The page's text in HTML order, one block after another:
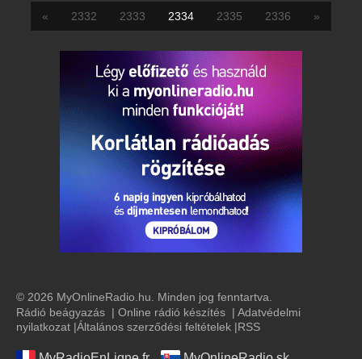
« 2332 2333 2334 2335 2336 »
© 2026 MyOnlineRadio.hu. Minden jog fenntartva.
Rádió beágyazás | Online rádió készítés | Adatvédelmi
nyilatkozat |Általános szerződési feltételek |RSS